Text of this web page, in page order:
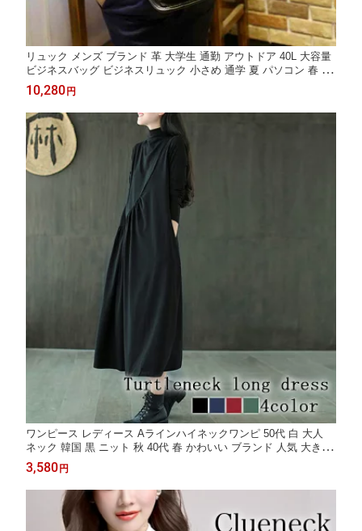
リュック メンズ ブランド 革 大学生 通勤 アウトドア 40L 大容量
ビジネスバッグ ビジネスリュック 小さめ 通学 夏 パソコン 春 冬
秋 ビジネス 2WAY PC 10代 40代 撥水 おしゃれ レザー バッグ カ
ジュアル リュックサック スポーツ 軽量 ブランド bag-857
10,280 円
ワンピース レディース Aラインハイネックワンピ 50代 白 大人
ネック 韓国 黒 ニット 秋 40代 春 かわいい ブランド 人気 大きい
サイズ Aライン 厚手 しっかり おしゃれ カジュアル ロング スカ
ート アウトドア 冬 20代 前開き 長袖 トップス 体感 きれいめ
3,580 円